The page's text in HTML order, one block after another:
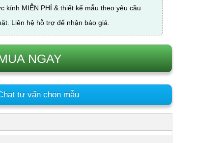
MIỄN PHÍ & thiết kế mẫu theo yêu cầu
Liên hệ hỗ trợ để nhận báo giá.
NGAY
tư vấn chọn mẫu